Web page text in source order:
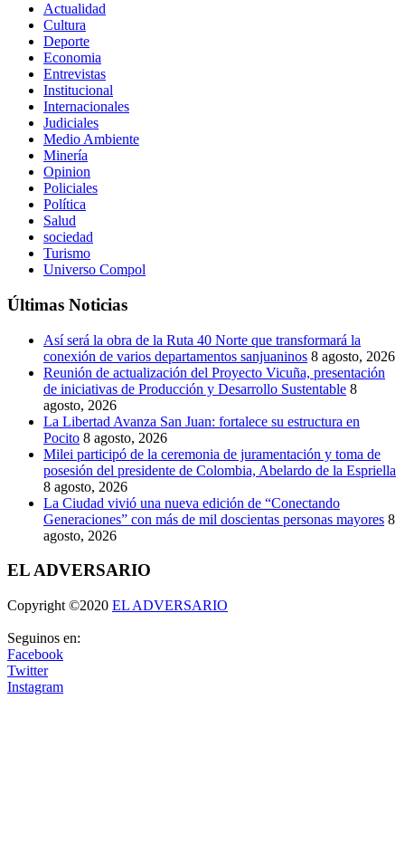
Actualidad
Cultura
Deporte
Economia
Entrevistas
Institucional
Internacionales
Judiciales
Medio Ambiente
Minería
Opinion
Policiales
Política
Salud
sociedad
Turismo
Universo Compol
Últimas Noticias
Así será la obra de la Ruta 40 Norte que transformará la
conexión de varios departamentos sanjuaninos 8 agosto, 2026
Reunión de actualización del Proyecto Vicuña, presentación
de iniciativas de Producción y Desarrollo Sustentable 8
agosto, 2026
La Libertad Avanza San Juan: fortalece su estructura en
Pocito 8 agosto, 2026
Milei participó de la ceremonia de juramentación y toma de
posesión del presidente de Colombia, Abelardo de la Espriella
8 agosto, 2026
La Ciudad vivió una nueva edición de “Conectando
Generaciones” con más de mil doscientas personas mayores 8
agosto, 2026
EL ADVERSARIO
Copyright ©2020 EL ADVERSARIO
Seguinos en:
Facebook
Twitter
Instagram